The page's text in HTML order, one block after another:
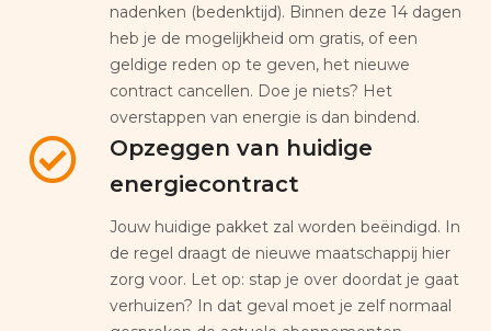
nadenken (bedenktijd). Binnen deze 14 dagen
heb je de mogelijkheid om gratis, of een
geldige reden op te geven, het nieuwe
contract cancellen. Doe je niets? Het
overstappen van energie is dan bindend.
Opzeggen van huidige
energiecontract
Jouw huidige pakket zal worden beëindigd. In
de regel draagt de nieuwe maatschappij hier
zorg voor. Let op: stap je over doordat je gaat
verhuizen? In dat geval moet je zelf normaal